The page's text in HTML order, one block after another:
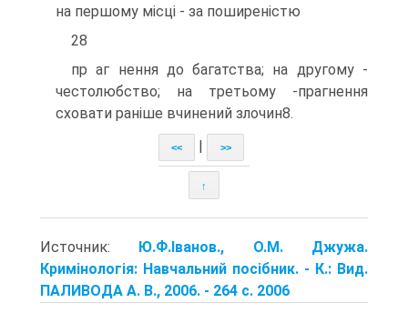
на першому місці - за поширеністю
28
пр аг нення до багатства; на другому -
честолюбство; на третьому -прагнення
сховати раніше вчинений злочин8.
<< >>
↑
Источник: Ю.Ф.Іванов., О.М. Джужа.
Кримінологія: Навчальний посібник. - К.: Вид.
ПАЛИВОДА А. В., 2006. - 264 с. 2006